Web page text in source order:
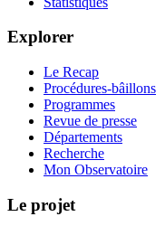
Explorer
Le Recap
Procédures-bâillons
Programmes
Revue de presse
Départements
Recherche
Mon Observatoire
Le projet